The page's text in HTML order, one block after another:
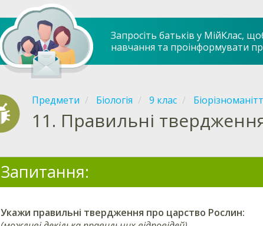
Запросіть батьків у МійКлас,
навчання та проінформувати
Предмети Біологія 9 клас
11. Правильні
Запитання:
Укажи правильні твердження про царство Рослин: